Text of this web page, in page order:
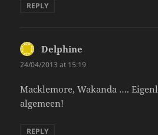
REPLY
Delphine
24/04/2013 at 15:19
Macklemore, Wakanda ….
algemeen!
REPLY